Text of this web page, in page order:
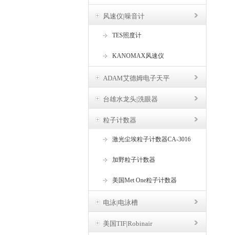
风速仪|噪音计
TES照度计
KANOMAX风速仪
ADAM艾德姆电子天平
台雄水龙头|洗眼器
粒子计数器
激光尘埃粒子计数器CA-3016
加野粒子计数器
美国Met One粒子计数器
电泳|电泳槽
美国TIF|Robinair